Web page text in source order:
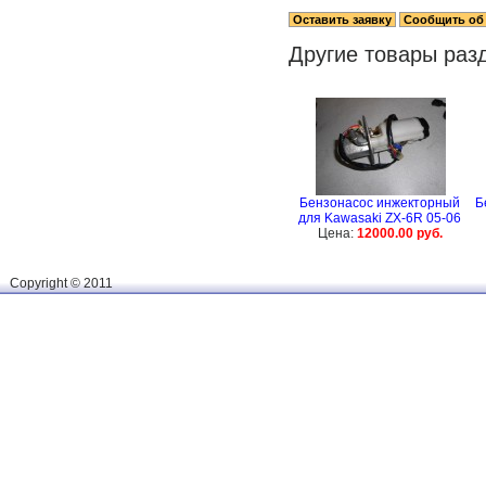
Другие товары
Бензонасос инжекторный
для Kawasaki ZX-6R 05-06
Цена: 12000.00 руб.
Сopyright © 2011